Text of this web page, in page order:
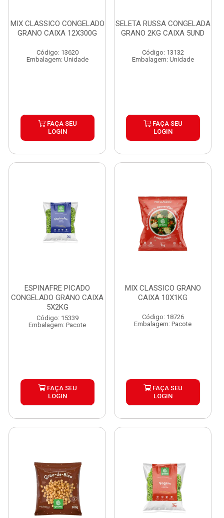
MIX CLASSICO CONGELADO
GRANO CAIXA 12X300G
Código: 13620
Embalagem: Unidade
FAÇA SEU
LOGIN
SELETA RUSSA CONGELADA
GRANO 2KG CAIXA 5UND
Código: 13132
Embalagem: Unidade
FAÇA SEU
LOGIN
ESPINAFRE PICADO
CONGELADO GRANO CAIXA
5X2KG
Código: 15339
Embalagem: Pacote
FAÇA SEU
LOGIN
MIX CLASSICO GRANO
CAIXA 10X1KG
Código: 18726
Embalagem: Pacote
FAÇA SEU
LOGIN